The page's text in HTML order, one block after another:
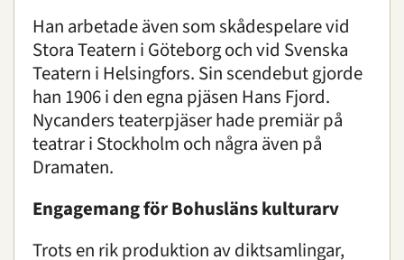
Han arbetade även som skådespelare vid
Stora Teatern i Göteborg och vid Svenska
Teatern i Helsingfors. Sin scendebut gjorde
han 1906 i den egna pjäsen Hans Fjord.
Nycanders teaterpjäser hade premiär på
teatrar i Stockholm och några även på
Dramaten.
Engagemang för Bohusläns kulturarv
Trots en rik produktion av diktsamlingar,